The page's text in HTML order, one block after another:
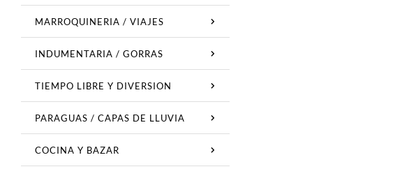
MARROQUINERIA / VIAJES
INDUMENTARIA / GORRAS
TIEMPO LIBRE Y DIVERSION
PARAGUAS / CAPAS DE LLUVIA
COCINA Y BAZAR